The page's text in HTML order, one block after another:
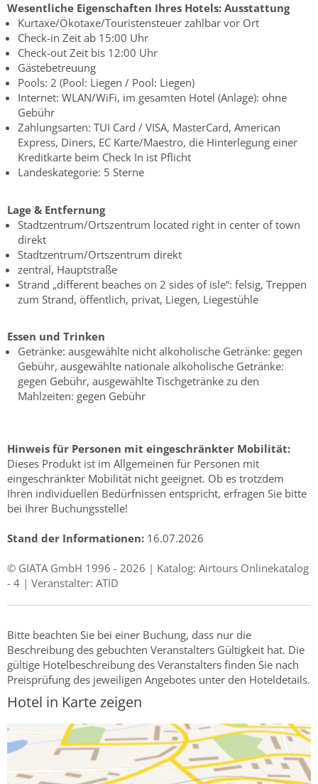
Wesentliche Eigenschaften Ihres Hotels: Ausstattung
Kurtaxe/Ökotaxe/Touristensteuer zahlbar vor Ort
Check-in Zeit ab 15:00 Uhr
Check-out Zeit bis 12:00 Uhr
Gästebetreuung
Pools: 2 (Pool: Liegen / Pool: Liegen)
Internet: WLAN/WiFi, im gesamten Hotel (Anlage): ohne
Gebühr
Zahlungsarten: TUI Card / VISA, MasterCard, American
Express, Diners, EC Karte/Maestro, die Hinterlegung einer
Kreditkarte beim Check In ist Pflicht
Landeskategorie: 5 Sterne
Lage & Entfernung
Stadtzentrum/Ortszentrum located right in center of town
direkt
Stadtzentrum/Ortszentrum direkt
zentral, Hauptstraße
Strand „different beaches on 2 sides of isle“: felsig, Treppen
zum Strand, öffentlich, privat, Liegen, Liegestühle
Essen und Trinken
Getränke: ausgewählte nicht alkoholische Getränke: gegen
Gebühr, ausgewählte nationale alkoholische Getränke:
gegen Gebühr, ausgewählte Tischgetränke zu den
Mahlzeiten: gegen Gebühr
Hinweis für Personen mit eingeschränkter Mobilität:
Dieses Produkt ist im Allgemeinen für Personen mit
eingeschränkter Mobilität nicht geeignet. Ob es trotzdem
Ihren individuellen Bedürfnissen entspricht, erfragen Sie bitte
bei Ihrer Buchungsstelle!
Stand der Informationen: 16.07.2026
© GIATA GmbH 1996 - 2026 | Katalog: Airtours Onlinekatalog
- 4 | Veranstalter: ATID
Bitte beachten Sie bei einer Buchung, dass nur die
Beschreibung des gebuchten Veranstalters Gültigkeit hat. Die
gültige Hotelbeschreibung des Veranstalters finden Sie nach
Preisprüfung des jeweiligen Angebotes unter den Hoteldetails.
Hotel in Karte zeigen